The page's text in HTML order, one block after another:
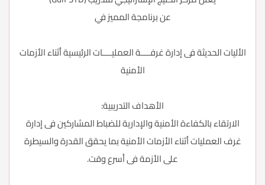
عن برنامجة المميز في
الأليات الحديثة فى إدارة غرفــــة العمليــــات الرئيسية أثناء الأزمات
الأمنية
الأهداف التدريبية:
الارتقاء بالكفاءة الأمنية والإدارية للضباط المشاركين فى إدارة
غرف العمليات أثناء الأزمات الأمنية بما يحقق القدرة والسيطرة
على الأزمة فى أسرع وقت.